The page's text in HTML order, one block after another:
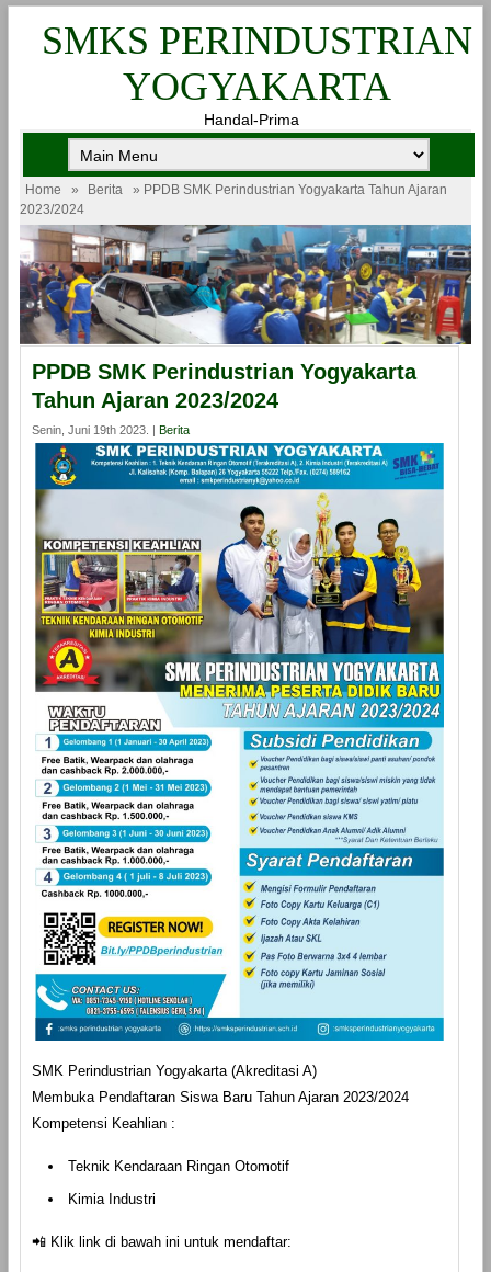
SMKS PERINDUSTRIAN
YOGYAKARTA
Handal-Prima
Home » Berita
» PPDB SMK Perindustrian Yogyakarta Tahun Ajaran
2023/2024
PPDB SMK Perindustrian Yogyakarta
Tahun Ajaran 2023/2024
Senin, Juni 19th 2023. | Berita
SMK Perindustrian Yogyakarta (Akreditasi A)
Membuka Pendaftaran Siswa Baru Tahun Ajaran 2023/2024
Kompetensi Keahlian :
Teknik Kendaraan Ringan Otomotif
Kimia Industri
📲 Klik link di bawah ini untuk mendaftar: